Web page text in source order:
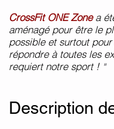
CrossFit ONE Zonea
aménagé pour être le
possible et surtout
répondre à toutes les
requiert notre sport ! "
Description